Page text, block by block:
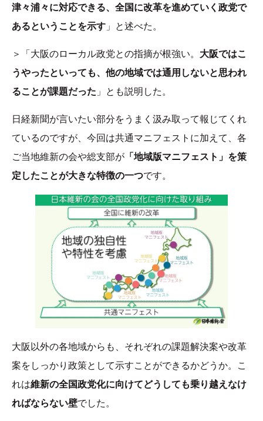
津々浦々に対応できる、全国に改革を進めていく政党で
あるということを示す 」と述べた。
＞「大阪のローカル政党との指摘が根強い。 大阪ではこ
うやったといっても、他の地域では通用しないと思われ
ることが課題だった 」とも説明した。
日経新聞が言いたい部分をうまく汲み取って報じてくれ
ているのですが、今回は共通マニフェストに加えて、各
ご当地維新の会や総支部が 「地域版マニフェスト」を策
定したことが大きな特徴の一つです。
大阪以外の各地域からも、それぞれの課題解決案や改革
案をしっかり政策として示すことができるかどうか。こ
れは維新の全国政党化に向けてどうしても乗り越えなけ
ればならない壁でした。